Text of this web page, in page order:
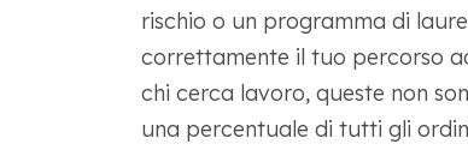
rischio o un programma di
correttamente il tuo percorso
chi cerca lavoro, queste non
una percentuale di tutti gli